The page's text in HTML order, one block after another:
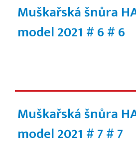
Muškařská šnůra
model 2021 # 6# 6
Muškařská šnůra
model 2021 # 7# 7